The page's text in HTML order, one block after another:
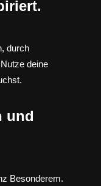
durch
deine
und
Besonderem.